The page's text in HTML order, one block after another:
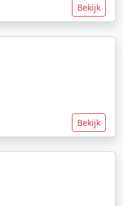
Bekijk
Bekijk